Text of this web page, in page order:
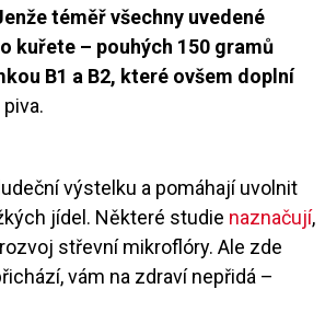
téměř všechny uvedené
kuřete – pouhých 150 gramů
B1 a B2, které ovšem doplní
výstelku a pomáhají uvolnit
jídel. Některé studie naznačují,
střevní mikroflóry. Ale zde
vám na zdraví nepřidá –